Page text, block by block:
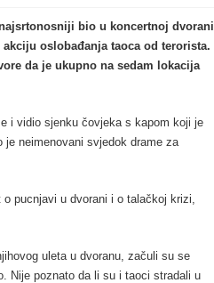
bio u koncertnoj dvorani
oslobađanja taoca od terorista.
da je ukupno na sedam lokacija
i vidio sjenku čovjeka s kapom koji je
neimenovani svjedok drame za
pucnjavi u dvorani i o talačkoj krizi,
uleta u dvoranu, začuli su se
Nije poznato da li su i taoci stradali u